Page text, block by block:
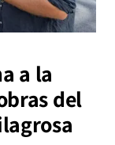
a la
del